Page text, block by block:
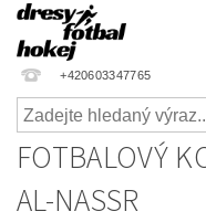
+420603347765
FOTBALOVÝ
AL-NASSR